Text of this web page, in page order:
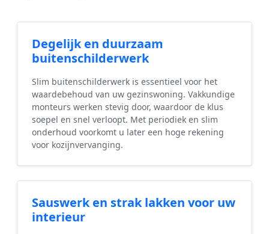
Degelijk en duurzaam
buitenschilderwerk
Slim buitenschilderwerk is essentieel voor het
waardebehoud van uw gezinswoning. Vakkundige
monteurs werken stevig door, waardoor de klus
soepel en snel verloopt. Met periodiek en slim
onderhoud voorkomt u later een hoge rekening
voor kozijnvervanging.
Sauswerk en strak lakken voor uw
interieur